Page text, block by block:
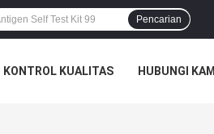
Pencarian
KONTROL KUALITAS HUBUNGI KAMI